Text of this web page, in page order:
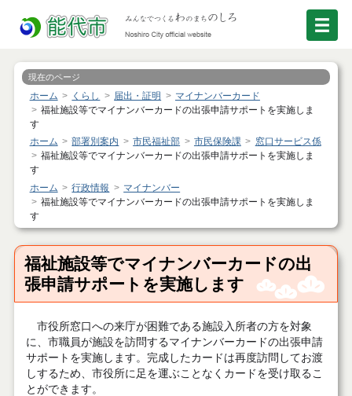
現在のページ
ホーム くらし 届出・証明
マイナンバーカード
福祉施設等でマイナンバーカードの出張申請サポートを実施しま
す
ホーム
部署別案内 市民福祉部 市民保険課
窓口サービス係
福祉施設等でマイナンバーカードの出張申請サポートを実施しま
す
ホーム
行政情報
マイナンバー
福祉施設等でマイナンバーカードの出張申請サポートを実施しま
す
福祉施設等でマイナンバーカードの出
張申請サポートを実施します
市役所窓口への来庁が困難である施設入所者の方を対象
に、市職員が施設を訪問するマイナンバーカードの出張申請
サポートを実施します。完成したカードは再度訪問してお渡
しするため、市役所に足を運ぶことなくカードを受け取るこ
とができます。